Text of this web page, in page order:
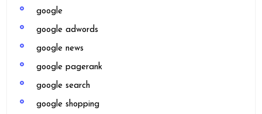
google
google adwords
google news
google pagerank
google search
google shopping